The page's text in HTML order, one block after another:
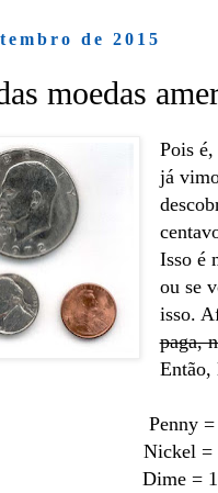
de 2015
moedas
Pois
já
Isso é
ou se
isso.
paga,
Então,
Penny
Nickel =
Dime =